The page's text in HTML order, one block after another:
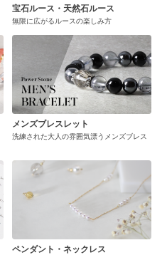
宝石ルース・天然石ルース
無限に広がるルースの楽しみ方
メンズブレスレット
洗練された大人の雰囲気漂うメンズブレス
ペンダント・ネックレス